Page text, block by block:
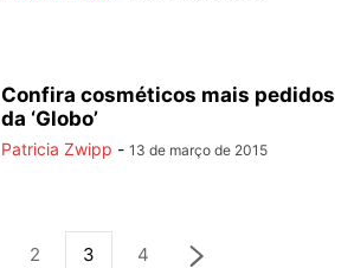
Confira cosméticos mais pedidos
da ‘Globo’
Patricia Zwipp - 13 de março de 2015
2 3 4